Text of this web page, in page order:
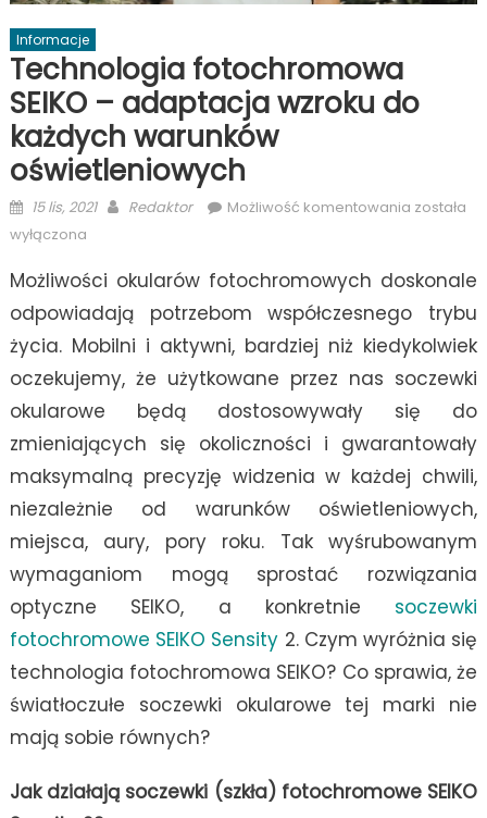
Informacje
Technologia fotochromowa
SEIKO – adaptacja wzroku do
każdych warunków
oświetleniowych
Posted
on
15 lis, 2021 Author
Redaktor Możliwość komentowania
–
adaptacja
wzroku
do
każdych
warunków
została
wyłączona
Możliwości okularów fotochromowych doskonale
odpowiadają potrzebom współczesnego trybu
życia. Mobilni i aktywni, bardziej niż kiedykolwiek
oczekujemy, że użytkowane przez nas soczewki
okularowe będą dostosowywały się do
zmieniających się okoliczności i gwarantowały
maksymalną precyzję widzenia w każdej chwili,
niezależnie od warunków oświetleniowych,
miejsca, aury, pory roku. Tak wyśrubowanym
wymaganiom mogą sprostać rozwiązania
optyczne SEIKO, a konkretnie
soczewki
fotochromowe SEIKO Sensity 2. Czym wyróżnia się
technologia fotochromowa SEIKO? Co sprawia, że
światłoczułe soczewki okularowe tej marki nie
mają sobie równych?
Jak działają soczewki (szkła) fotochromowe SEIKO